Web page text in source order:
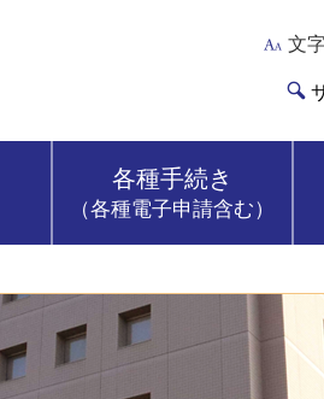
文
各種手続き
（各種電子申請含む）